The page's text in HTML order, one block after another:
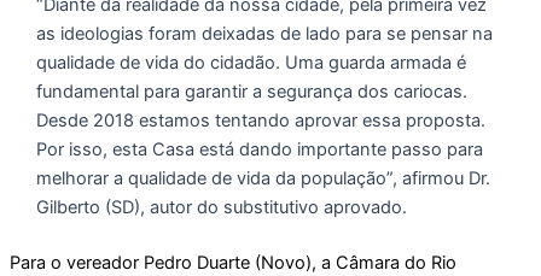
“Diante da realidade da nossa cidade, pela primeira vez
as ideologias foram deixadas de lado para se pensar na
qualidade de vida do cidadão. Uma guarda armada é
fundamental para garantir a segurança dos cariocas.
Desde 2018 estamos tentando aprovar essa proposta.
Por isso, esta Casa está dando importante passo para
melhorar a qualidade de vida da população”, afirmou Dr.
Gilberto (SD), autor do substitutivo aprovado.
Para o vereador Pedro Duarte (Novo), a Câmara do Rio